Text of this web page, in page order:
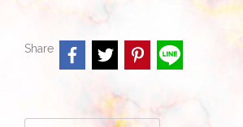
Share